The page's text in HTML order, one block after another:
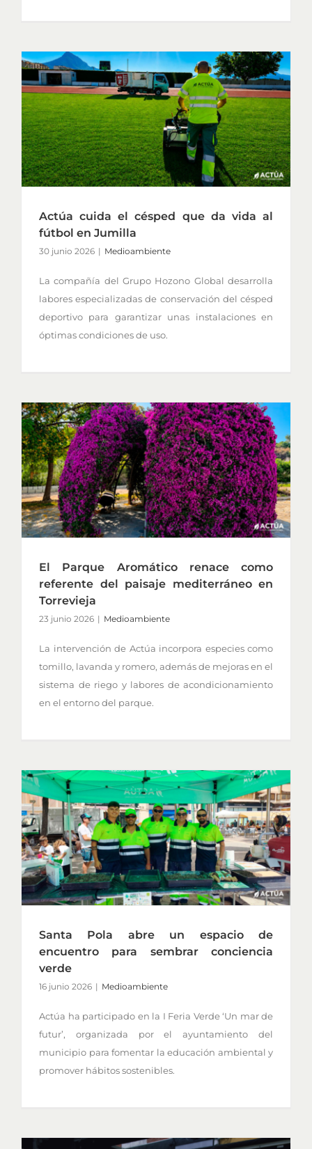
Actúa cuida el césped que da vida al
fútbol en Jumilla
30 junio 2026 | Medioambiente
La compañía del Grupo Hozono Global desarrolla
labores especializadas de conservación del césped
deportivo para garantizar unas instalaciones en
óptimas condiciones de uso.
El Parque Aromático renace como
referente del paisaje mediterráneo en
Torrevieja
23 junio 2026 | Medioambiente
La intervención de Actúa incorpora especies como
tomillo, lavanda y romero, además de mejoras en el
sistema de riego y labores de acondicionamiento
en el entorno del parque.
Santa Pola abre un espacio de
encuentro para sembrar conciencia
verde
16 junio 2026 | Medioambiente
Actúa ha participado en la I Feria Verde ‘Un mar de
futur’, organizada por el ayuntamiento del
municipio para fomentar la educación ambiental y
promover hábitos sostenibles.